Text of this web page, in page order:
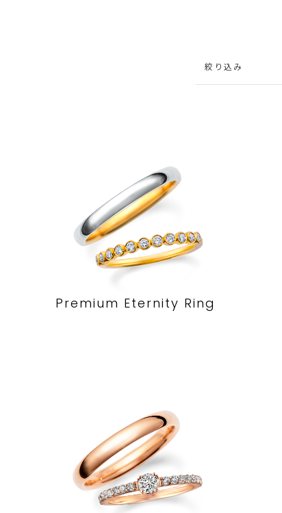
絞り込み
Premium Eternity Ring